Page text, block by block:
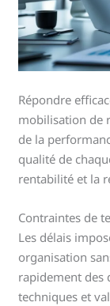
Répondre
mobilisation de
de la
qualité de
rentabilité et la
Contraintes de
Les délais
organisation
rapidement des
techniques et